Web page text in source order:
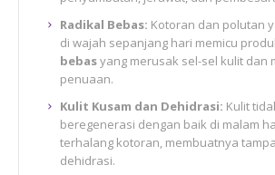
Radikal Bebas: Kotoran dan polutan
di wajah sepanjang hari memicu
bebasyang merusak sel-sel kulit dan
penuaan.
Kulit Kusam dan Dehidrasi: Kulit
beregenerasi dengan baik di malam
terhalang kotoran, membuatnya
dehidrasi.